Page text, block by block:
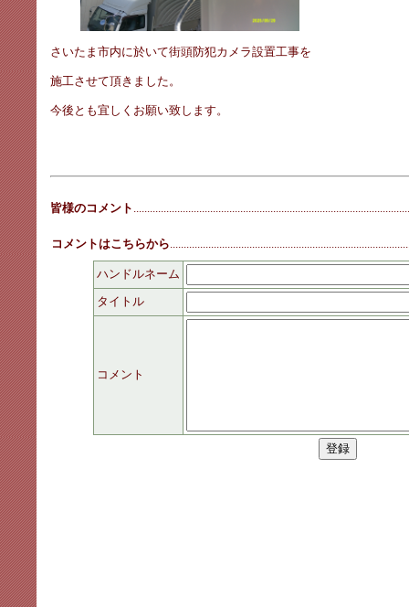
さいたま市内に於いて街頭防犯カメラ設置工事を
施工させて頂きました。
今後とも宜しくお願い致します。
皆様のコメント
コメントはこちらから
ハンドルネーム
タイトル
コメント